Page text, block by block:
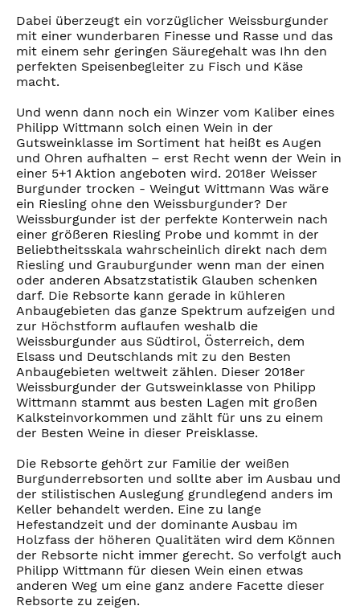
Dabei überzeugt ein vorzüglicher Weissburgunder
mit einer wunderbaren Finesse und Rasse und das
mit einem sehr geringen Säuregehalt was Ihn den
perfekten Speisenbegleiter zu Fisch und Käse
macht.
Und wenn dann noch ein Winzer vom Kaliber eines
Philipp Wittmann solch einen Wein in der
Gutsweinklasse im Sortiment hat heißt es Augen
und Ohren aufhalten – erst Recht wenn der Wein in
einer 5+1 Aktion angeboten wird. 2018er Weisser
Burgunder trocken - Weingut Wittmann Was wäre
ein Riesling ohne den Weissburgunder? Der
Weissburgunder ist der perfekte Konterwein nach
einer größeren Riesling Probe und kommt in der
Beliebtheitsskala wahrscheinlich direkt nach dem
Riesling und Grauburgunder wenn man der einen
oder anderen Absatzstatistik Glauben schenken
darf. Die Rebsorte kann gerade in kühleren
Anbaugebieten das ganze Spektrum aufzeigen und
zur Höchstform auflaufen weshalb die
Weissburgunder aus Südtirol, Österreich, dem
Elsass und Deutschlands mit zu den Besten
Anbaugebieten weltweit zählen. Dieser 2018er
Weissburgunder der Gutsweinklasse von Philipp
Wittmann stammt aus besten Lagen mit großen
Kalksteinvorkommen und zählt für uns zu einem
der Besten Weine in dieser Preisklasse.
Die Rebsorte gehört zur Familie der weißen
Burgunderrebsorten und sollte aber im Ausbau und
der stilistischen Auslegung grundlegend anders im
Keller behandelt werden. Eine zu lange
Hefestandzeit und der dominante Ausbau im
Holzfass der höheren Qualitäten wird dem Können
der Rebsorte nicht immer gerecht. So verfolgt auch
Philipp Wittmann für diesen Wein einen etwas
anderen Weg um eine ganz andere Facette dieser
Rebsorte zu zeigen.